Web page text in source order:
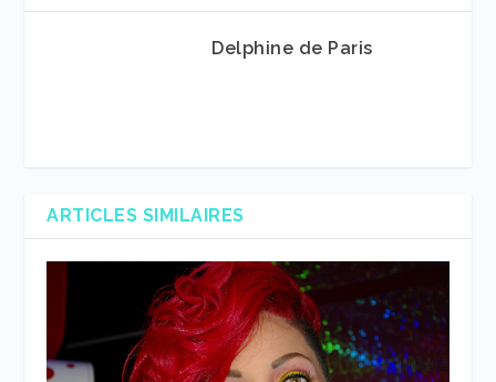
Delphine de Paris
ARTICLES SIMILAIRES